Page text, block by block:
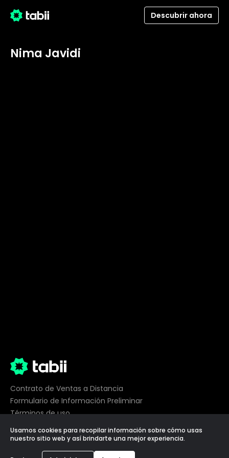
Descubrir ahora
Nima Javidi
Contrato de Ventas a Distancia
Formulario de Información Preliminar
Términos de uso
Privacidad
Preferencias de cookies
Usamos cookies para recopilar información sobre cómo usas
nuestro sitio web y así brindarte una mejor experiencia.